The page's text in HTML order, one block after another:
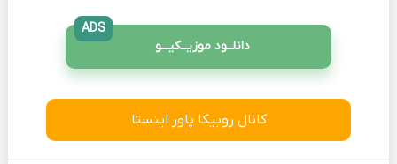
دانلــود موزیــکیـــو
ADS
کانال روبیکا پاور اینستا